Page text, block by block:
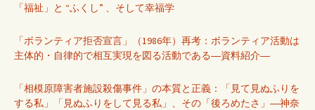
「福祉」と “ふくし” 、そして幸福学
「ボランティア拒否宣言」（1986年）再考：ボランティア活動は
主体的・自律的で相互実現を図る活動である―資料紹介―
「相模原障害者施設殺傷事件」の本質と正義：「見て見ぬふりを
する私」「見ぬふりをして見る私」、その「後ろめたさ」―神奈